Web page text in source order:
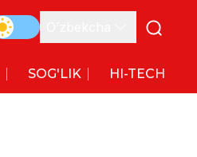
SOG'LIK HI-TECH